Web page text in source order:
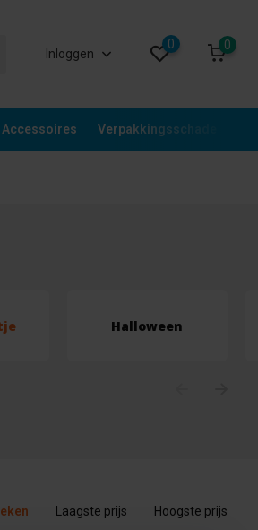
Inloggen
0 0
Accessoires Verpakkingsschade
Halloween
Laagste prijs Hoogste prijs